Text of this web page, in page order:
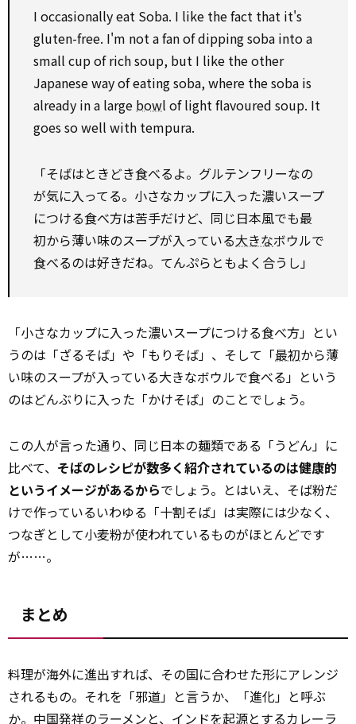
I occasionally eat Soba. I like the fact that it's
gluten-free. I'm not a fan of dipping soba into a
small cup of rich soup, but I like the other
Japanese way of eating soba, where the soba is
already in a large bowl of light flavoured soup. It
goes so well with tempura.
「そばはときどき食べるよ。グルテンフリーなの
が気に入ってる。小さなカップに入った濃いスープ
につける食べ方は苦手だけど、同じ日本風でも最
初から薄い味のスープが入っている大きなボウルで
食べるのは好きだね。てんぷらともよく合うし」
「小さなカップに入った濃いスープにつける食べ方」とい
うのは「ざるそば」や「もりそば」、そして「最初から薄
い味のスープが入っている大きなボウルで食べる」という
のはどんぶりに入った「かけそば」のことでしょう。
この人が言った通り、同じ日本の麺類である「うどん」に
比べて、 そばのレシピが数多く紹介されているのは健康的
というイメージがあるからでしょう。とはいえ、そば粉だ
けで作っているいわゆる「十割そば」は実際には少なく、
つなぎとして小麦粉が使われているものがほとんどです
が……。
まとめ
料理が海外に進出すれば、その国に合わせた形にアレンジ
されるもの。それを「邪道」と言うか、「進化」と呼ぶ
か。中国発祥のラーメンと、インドを起源とするカレーラ